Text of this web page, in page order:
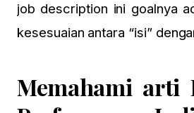
job description ini goalnya
kesesuaian antara “isi”
Memahami arti